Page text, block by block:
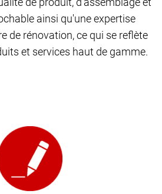
ainsi qu'une expertise
de rénovation, ce qui se reflète
et services haut de gamme.